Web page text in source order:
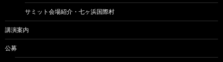
サミット会場紹介・七ヶ浜国際村
講演案内
公募